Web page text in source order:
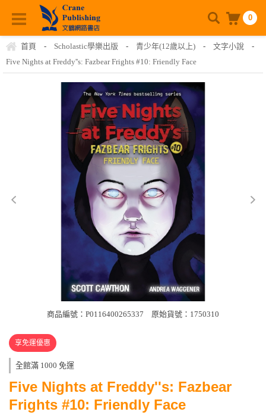
0
首頁 - Scholastic學樂出版 - 青少年(12歲以上) - 文字小說
-
Five Nights at Freddy''s: Fazbear Frights #10: Friendly Face
商品編號：P0116400265337 原始貨號：1750310
享免運優惠
全館滿 1000 免運
Five Nights at Freddy''s: Fazbear
Frights #10: Friendly Face